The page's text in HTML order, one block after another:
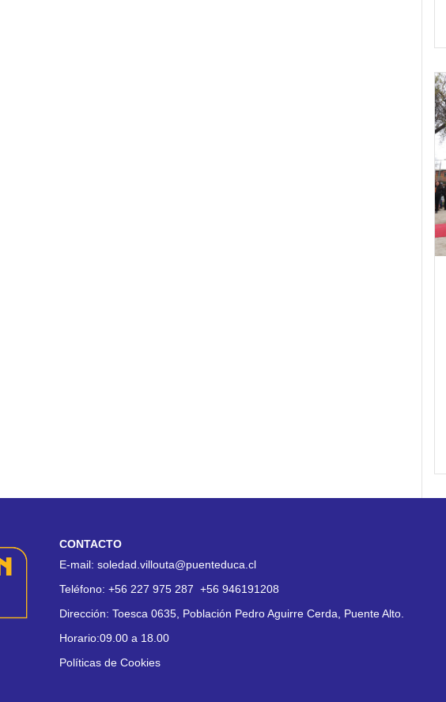
CONTACTO
E-mail: soledad.villouta@puenteduca.cl
Teléfono: +56 227 975 287 +56 946191208
Dirección: Toesca 0635, Población Pedro Aguirre Cerda, Puente Alto.
Horario:09.00 a 18.00
Políticas de Cookies